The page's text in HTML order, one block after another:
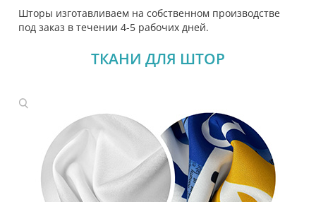
Шторы изготавливаем на собственном производстве
под заказ в течении 4-5 рабочих дней.
ТКАНИ ДЛЯ ШТОР